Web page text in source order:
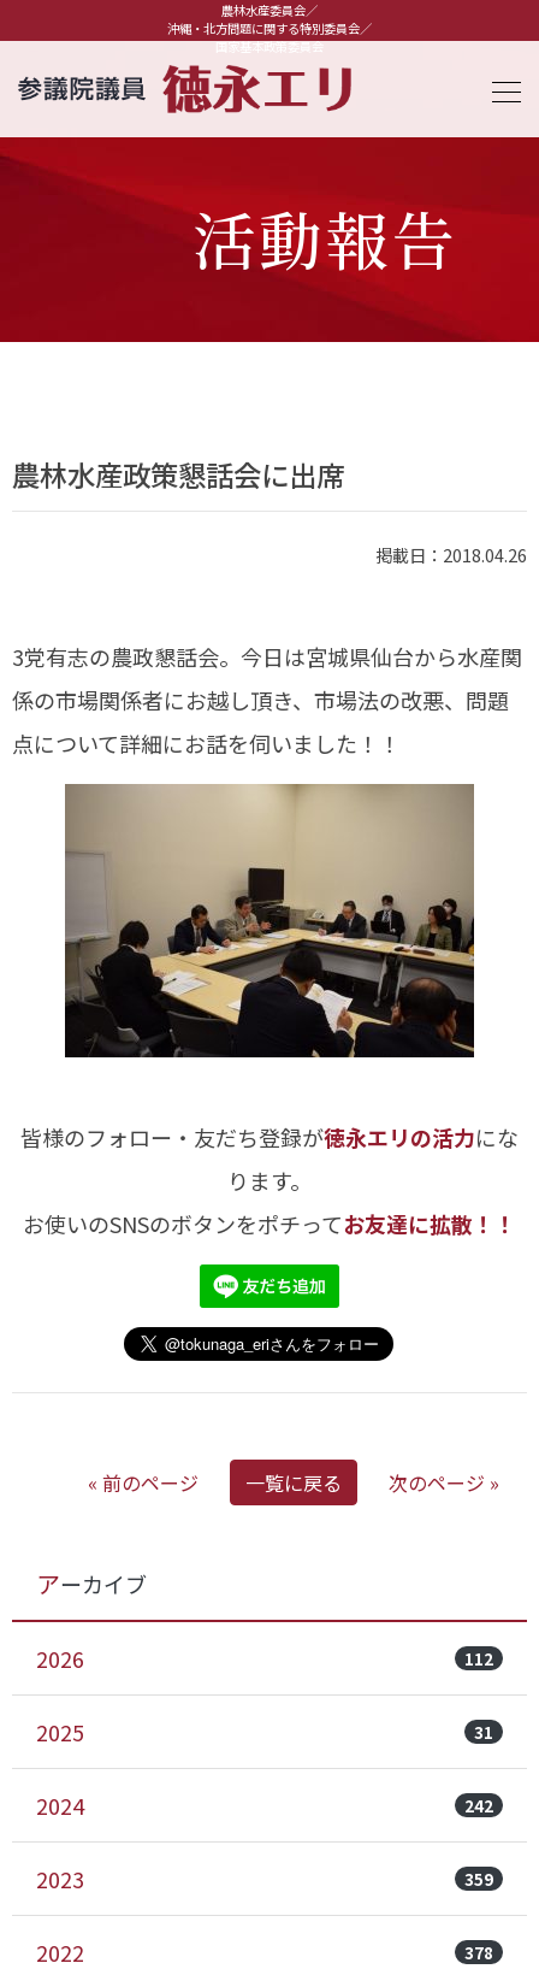
農林水産委員会／
沖縄・北方問題に関する特別委員会／
国家基本政策委員会
活動報告
農林水産政策懇話会に出席
掲載日：2018.04.26
3党有志の農政懇話会。今日は宮城県仙台から水産関
係の市場関係者にお越し頂き、市場法の改悪、問題
点について詳細にお話を伺いました！！
皆様のフォロー・友だち登録が徳永エリの活力にな
ります。
お使いのSNSのボタンをポチってお友達に拡散！！
« 前のページ 一覧に戻る 次のページ »
アーカイブ
2026 112
2025 31
2024 242
2023 359
2022 378